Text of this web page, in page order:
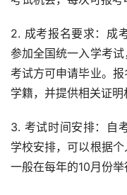
2. 成考报名要求：成
参加全国统一入学考
考试方可申请毕业。
学籍，并提供相关证明
3. 考试时间安排：自
学校安排，可以根据
一般在每年的10月份举